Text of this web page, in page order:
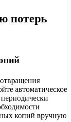
потерь
автоматическое
копий вручную